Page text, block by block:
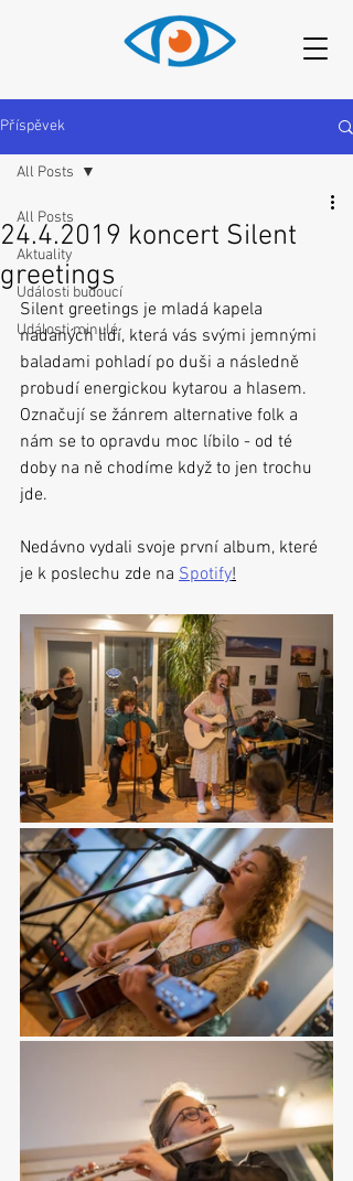
Příspěvek
All Posts
Aktuality
Události budoucí
Události minulé
All Posts
24.4.2019 koncert Silent
greetings
Silent greetings je mladá kapela
nadaných lidí, která vás svými jemnými
baladami pohladí po duši a následně
probudí energickou kytarou a hlasem.
Označují se žánrem alternative folk a
nám se to opravdu moc líbilo - od té
doby na ně chodíme když to jen trochu
jde.
Nedávno vydali svoje první album, které
je k poslechu zde na Spotify!